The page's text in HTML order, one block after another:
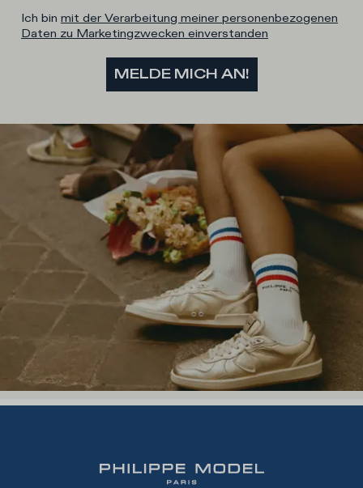
Ich bin mit der Verarbeitung meiner personenbezogenen
Daten zu Marketingzwecken einverstanden
MELDE MICH AN!